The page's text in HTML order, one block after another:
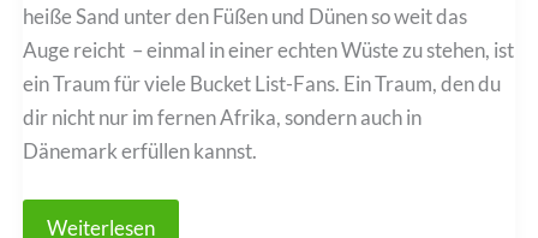
heiße Sand unter den Füßen und Dünen so weit das
Auge reicht – einmal in einer echten Wüste zu stehen, ist
ein Traum für viele Bucket List-Fans. Ein Traum, den du
dir nicht nur im fernen Afrika, sondern auch in
Dänemark erfüllen kannst.
Die
Weiterlesen